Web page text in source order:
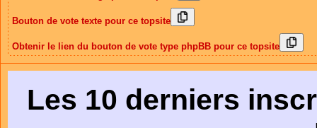
Bouton de vote texte pour ce topsite
Obtenir le lien du bouton de vote type phpBB pour ce topsite
Les 10 derniers